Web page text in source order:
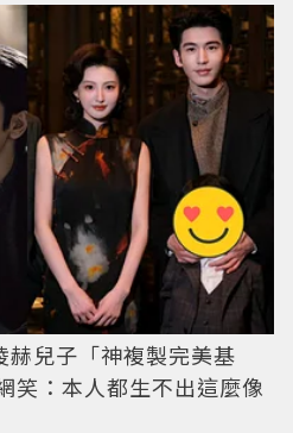
赫兒子「神複製完美基
笑：本人都生不出這麼像